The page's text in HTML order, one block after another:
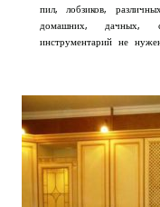
пил, лобзиков,
домашних, дачных,
инструментарий не